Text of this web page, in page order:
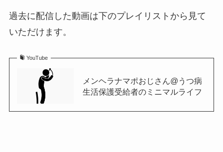
過去に配信した動画は下のプレイリストから見て
いただけます。
YouTube
メンヘラナマポおじさん@うつ病
生活保護受給者のミニマルライフ